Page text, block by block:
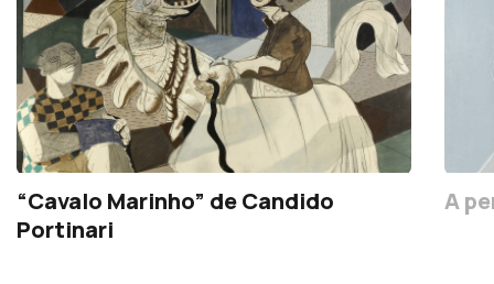
“Cavalo Marinho” de Candido
Portinari
A